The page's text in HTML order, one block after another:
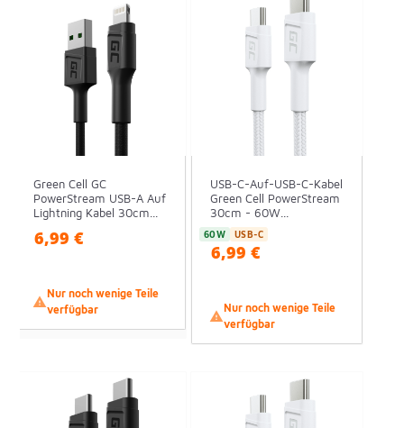
Green Cell GC
PowerStream USB-A Auf
Lightning Kabel 30cm...
6,99 €

Nur noch wenige Teile
verfügbar
USB-C-Auf-USB-C-Kabel
Green Cell PowerStream
30cm - 60W...
60W USB-C
6,99 €

Nur noch wenige Teile
verfügbar